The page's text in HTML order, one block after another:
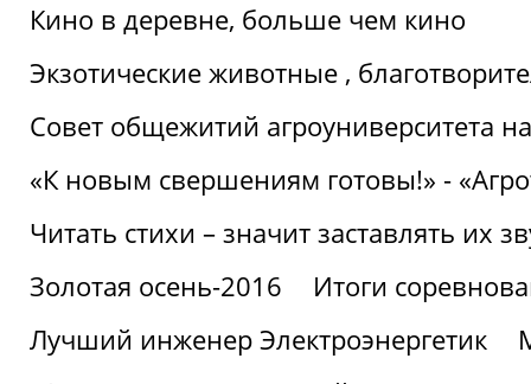
Кино в деревне, больше чем кино
Экзотические животные ,
Совет общежитий агроуниверситета
«К новым свершениям готовы!» -
Читать стихи – значит заставлять их
Золотая осень-2016
Итоги
Лучший инженер Электроэнергетик